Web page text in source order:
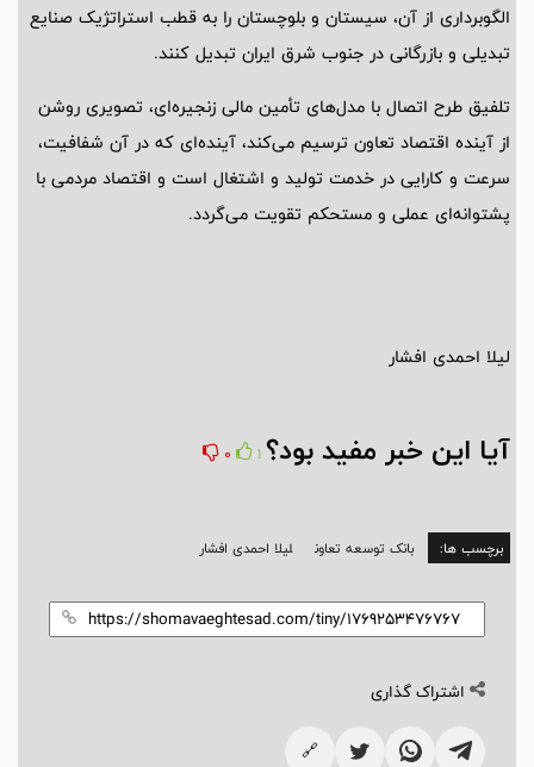
الگوبرداری از آن، سیستان و بلوچستان را به قطب استراتژیک صنایع
تبدیلی و بازرگانی در جنوب شرق ایران تبدیل کنند.
تلفیق طرح اتصال با مدل‌های تأمین مالی زنجیره‌ای، تصویری روشن
از آینده اقتصاد تعاون ترسیم می‌کند، آینده‌ای که در آن شفافیت،
سرعت و کارایی در خدمت تولید و اشتغال است و اقتصاد مردمی با
پشتوانه‌ای عملی و مستحکم تقویت می‌گردد.
لیلا احمدی افشار
آیا این خبر مفید بود؟1
0
برچسب ها: بانک توسعه تعاون لیلا احمدی افشار
اشتراک گذاری
🔗